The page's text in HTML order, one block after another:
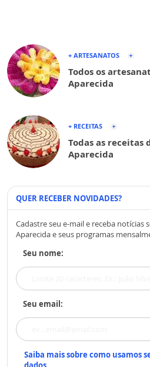
+ ARTESANATOS
Todos os
Aparecida
+ RECEITAS
Todas as receitas
Aparecida
QUER RECEBER NOVIDADES?
Cadastre seu e-mail e receba notícias
Aparecida e seus programas
Seu nome:
Seu email:
Saiba mais sobre como usamos